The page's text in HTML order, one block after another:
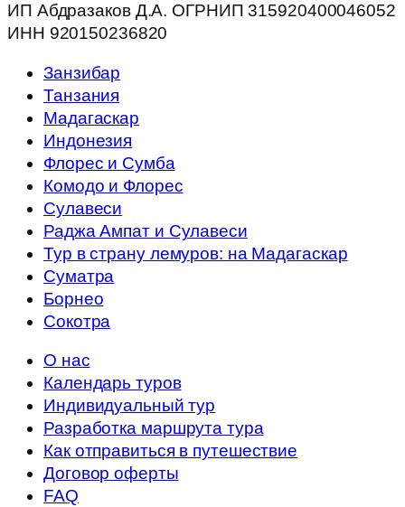
ИП Абдразаков Д.А. ОГРНИП 315920400046052
ИНН 920150236820
Занзибар
Танзания
Мадагаскар
Индонезия
Флорес и Сумба
Комодо и Флорес
Сулавеси
Раджа Ампат и Сулавеси
Тур в страну лемуров: на Мадагаскар
Суматра
Борнео
Сокотра
О нас
Календарь туров
Индивидуальный тур
Разработка маршрута тура
Как отправиться в путешествие
Договор оферты
FAQ